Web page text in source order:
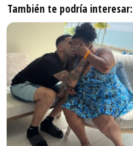
También te podría interesar: